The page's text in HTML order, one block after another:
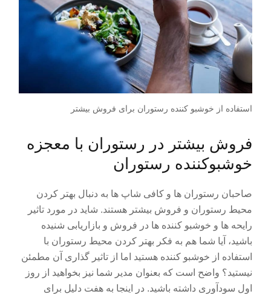
استفاده از خوشبو کننده رستوران برای فروش بیشتر
فروش بیشتر در رستوران با معجزه
خوشبوکننده رستوران
صاحبان رستوران ها و کافی شاپ ها به دنبال بهتر کردن
محیط رستوران و فروش بیشتر هستند. شاید در مورد تاثیر
رایحه ها و خوشبو کننده ها در فروش و بازاریابی شنیده
باشید، آیا شما هم به فکر بهتر کردن محیط رستوران با
استفاده از خوشبو کننده هستید اما از تاثیر گذاری آن مطمئن
نیستید؟ واضح است که بعنوان مدیر شما نیز بخواهید از روز
اول سودآوری داشته باشید. در اینجا به هفت دلیل برای